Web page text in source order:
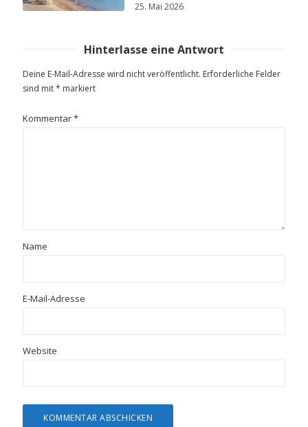
25. Mai 2026
Hinterlasse eine Antwort
Deine E-Mail-Adresse wird nicht veröffentlicht. Erforderliche Felder
sind mit* markiert
Kommentar*
Name
E-Mail-Adresse
Website